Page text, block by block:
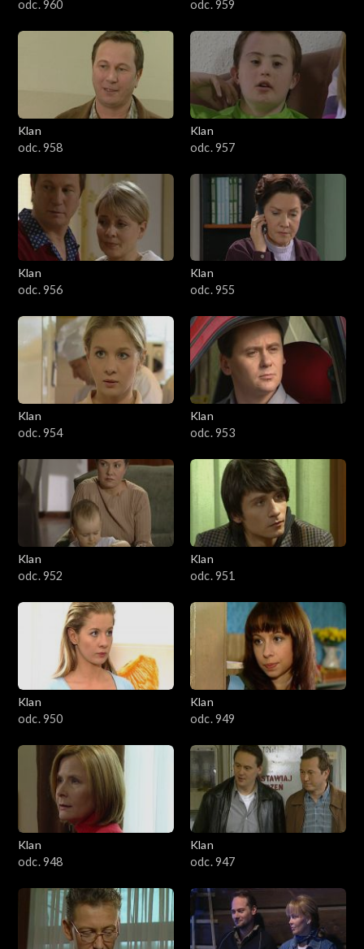
odc. 960
odc. 959
Klan
odc. 958
Klan
odc. 957
Klan
odc. 956
Klan
odc. 955
Klan
odc. 954
Klan
odc. 953
Klan
odc. 952
Klan
odc. 951
Klan
odc. 950
Klan
odc. 949
Klan
odc. 948
Klan
odc. 947